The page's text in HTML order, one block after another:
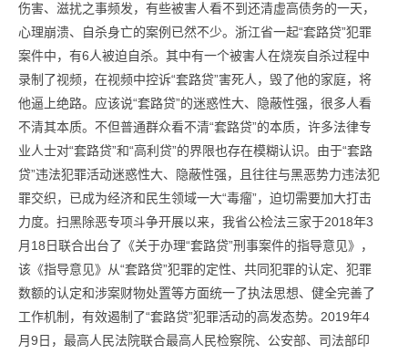
伤害、滋扰之事频发，有些被害人看不到还清虚高债务的一天，
心理崩溃、自杀身亡的案例已然不少。浙江省一起“套路贷”犯罪
案件中，有6人被迫自杀。其中有一个被害人在烧炭自杀过程中
录制了视频，在视频中控诉“套路贷”害死人，毁了他的家庭，将
他逼上绝路。应该说“套路贷”的迷惑性大、隐蔽性强，很多人看
不清其本质。不但普通群众看不清“套路贷”的本质，许多法律专
业人士对“套路贷”和“高利贷”的界限也存在模糊认识。由于“套路
贷”违法犯罪活动迷惑性大、隐蔽性强，且往往与黑恶势力违法犯
罪交织，已成为经济和民生领域一大“毒瘤”，迫切需要加大打击
力度。扫黑除恶专项斗争开展以来，我省公检法三家于2018年3
月18日联合出台了《关于办理“套路贷”刑事案件的指导意见》，
该《指导意见》从“套路贷”犯罪的定性、共同犯罪的认定、犯罪
数额的认定和涉案财物处置等方面统一了执法思想、健全完善了
工作机制，有效遏制了“套路贷”犯罪活动的高发态势。2019年4
月9日，最高人民法院联合最高人民检察院、公安部、司法部印